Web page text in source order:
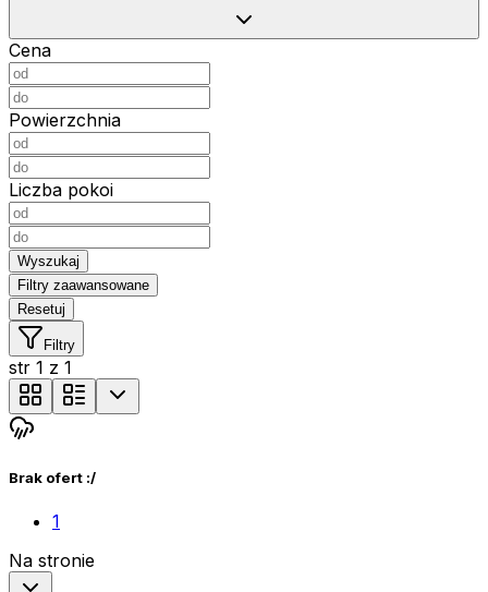
Cena
Powierzchnia
Liczba pokoi
Wyszukaj
Filtry zaawansowane
Resetuj
Filtry
str 1 z 1
Brak ofert :/
1
Na stronie